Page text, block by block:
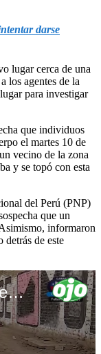
darse
lugar cerca de una
los agentes de la
para investigar
que individuos
el martes 10 de
vecino de la zona
y se topó con esta
del Perú (PNP)
que un
informaron
detrás de este
San Martín de Porres: fallecido en colchón abandonado